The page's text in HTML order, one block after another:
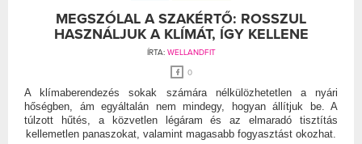
MEGSZÓLAL A SZAKÉRTŐ: ROSSZUL
HASZNÁLJUK A KLÍMÁT, ÍGY KELLENE
ÍRTA: WELLANDFIT
0
A klímaberendezés sokak számára nélkülözhetetlen a nyári
hőségben, ám egyáltalán nem mindegy, hogyan állítjuk be. A
túlzott hűtés, a közvetlen légáram és az elmaradó tisztítás
kellemetlen panaszokat, valamint magasabb fogyasztást okozhat.